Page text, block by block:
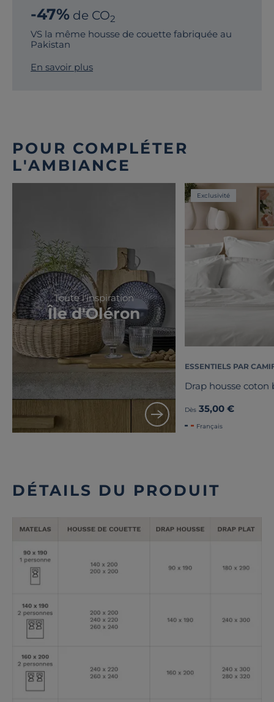
-47% de CO2
VS la même housse de couette fabriquée au
Pakistan
En savoir plus
POUR COMPLÉTER
L'AMBIANCE
Toute l'inspiration
Île d'Oléron
Exclusivité
ESSENTIELS PAR
Drap housse coton
Dès 35,00 €
Français
DÉTAILS DU PRODUIT